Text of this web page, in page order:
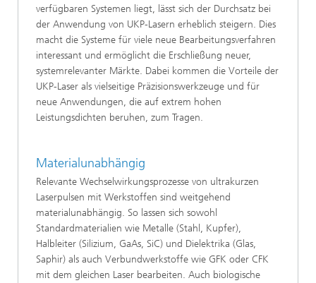
verfügbaren Systemen liegt, lässt sich der Durchsatz bei
der Anwendung von UKP-Lasern erheblich steigern. Dies
macht die Systeme für viele neue Bearbeitungsverfahren
interessant und ermöglicht die Erschließung neuer,
systemrelevanter Märkte. Dabei kommen die Vorteile der
UKP-Laser als vielseitige Präzisionswerkzeuge und für
neue Anwendungen, die auf extrem hohen
Leistungsdichten beruhen, zum Tragen.
Materialunabhängig
Relevante Wechselwirkungsprozesse von ultrakurzen
Laserpulsen mit Werkstoffen sind weitgehend
materialunabhängig. So lassen sich sowohl
Standardmaterialien wie Metalle (Stahl, Kupfer),
Halbleiter (Silizium, GaAs, SiC) und Dielektrika (Glas,
Saphir) als auch Verbundwerkstoffe wie GFK oder CFK
mit dem gleichen Laser bearbeiten. Auch biologische